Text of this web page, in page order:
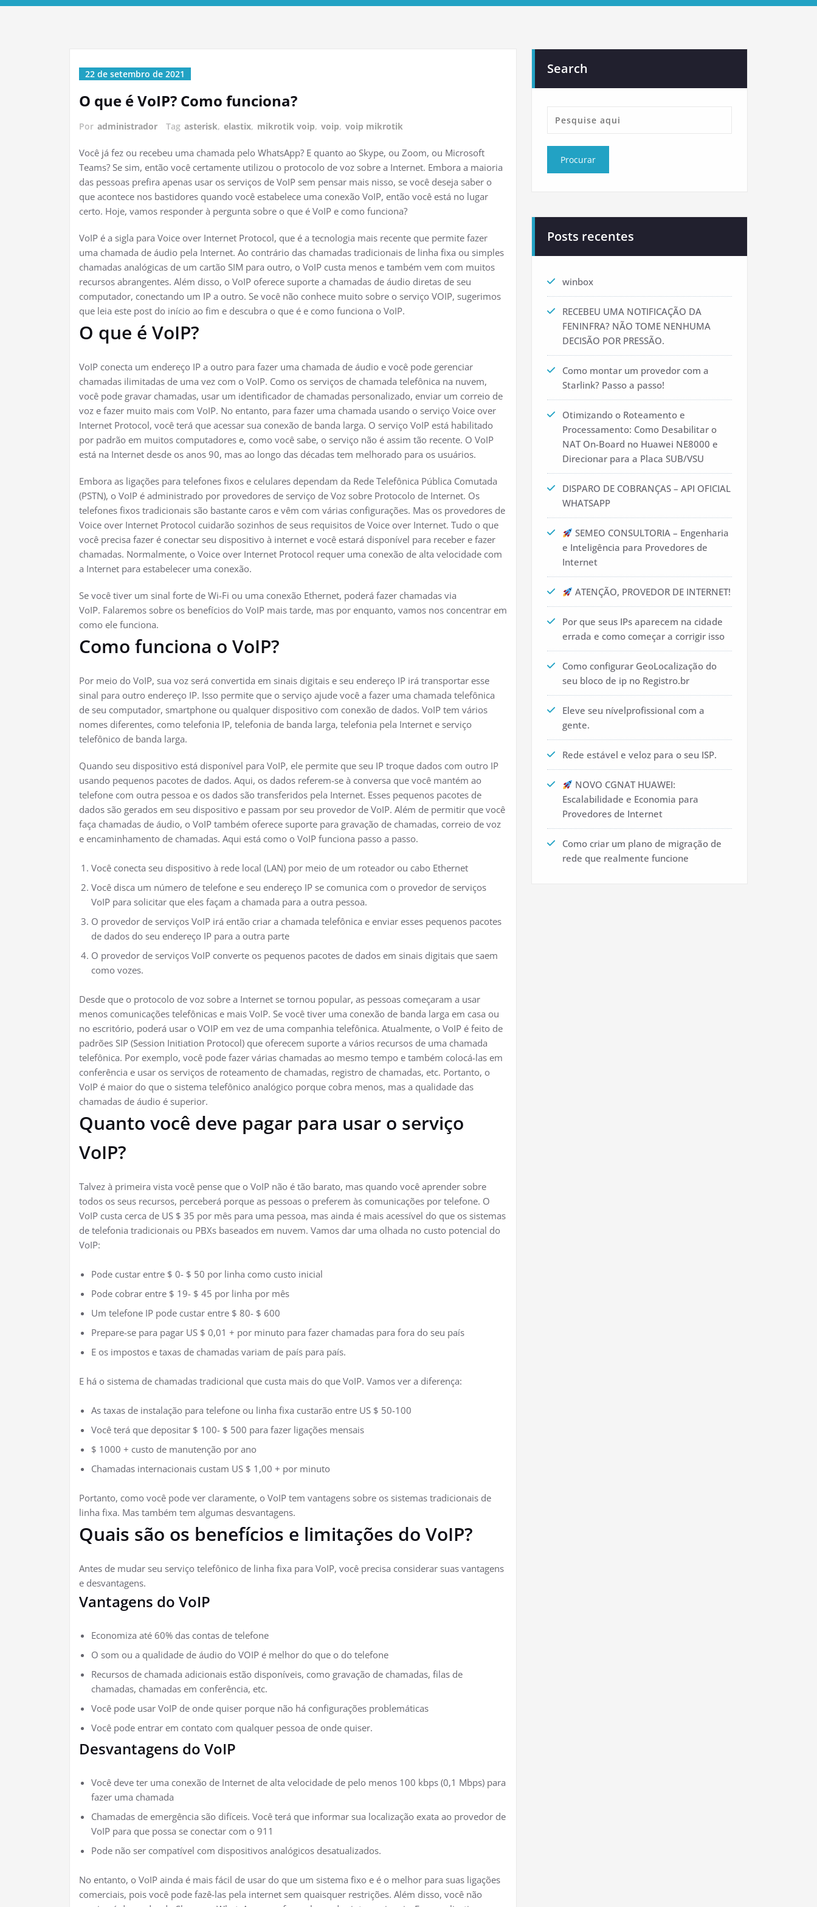
22 de setembro de 2021
O que é VoIP? Como funciona?
Por administrador Tag asterisk, elastix, mikrotik voip, voip, voip mikrotik
Você já fez ou recebeu uma chamada pelo WhatsApp? E quanto ao Skype, ou Zoom, ou Microsoft
Teams? Se sim, então você certamente utilizou o protocolo de voz sobre a Internet. Embora a maioria
das pessoas prefira apenas usar os serviços de VoIP sem pensar mais nisso, se você deseja saber o
que acontece nos bastidores quando você estabelece uma conexão VoIP, então você está no lugar
certo. Hoje, vamos responder à pergunta sobre o que é VoIP e como funciona?
VoIP é a sigla para Voice over Internet Protocol, que é a tecnologia mais recente que permite fazer
uma chamada de áudio pela Internet. Ao contrário das chamadas tradicionais de linha fixa ou simples
chamadas analógicas de um cartão SIM para outro, o VoIP custa menos e também vem com muitos
recursos abrangentes. Além disso, o VoIP oferece suporte a chamadas de áudio diretas de seu
computador, conectando um IP a outro. Se você não conhece muito sobre o serviço VOIP, sugerimos
que leia este post do início ao fim e descubra o que é e como funciona o VoIP.
O que é VoIP?
VoIP conecta um endereço IP a outro para fazer uma chamada de áudio e você pode gerenciar
chamadas ilimitadas de uma vez com o VoIP. Como os serviços de chamada telefônica na nuvem,
você pode gravar chamadas, usar um identificador de chamadas personalizado, enviar um correio de
voz e fazer muito mais com VoIP. No entanto, para fazer uma chamada usando o serviço Voice over
Internet Protocol, você terá que acessar sua conexão de banda larga. O serviço VoIP está habilitado
por padrão em muitos computadores e, como você sabe, o serviço não é assim tão recente. O VoIP
está na Internet desde os anos 90, mas ao longo das décadas tem melhorado para os usuários.
Embora as ligações para telefones fixos e celulares dependam da Rede Telefônica Pública Comutada
(PSTN), o VoIP é administrado por provedores de serviço de Voz sobre Protocolo de Internet. Os
telefones fixos tradicionais são bastante caros e vêm com várias configurações. Mas os provedores de
Voice over Internet Protocol cuidarão sozinhos de seus requisitos de Voice over Internet. Tudo o que
você precisa fazer é conectar seu dispositivo à internet e você estará disponível para receber e fazer
chamadas. Normalmente, o Voice over Internet Protocol requer uma conexão de alta velocidade com
a Internet para estabelecer uma conexão.
Se você tiver um sinal forte de Wi-Fi ou uma conexão Ethernet, poderá fazer chamadas via
VoIP. Falaremos sobre os benefícios do VoIP mais tarde, mas por enquanto, vamos nos concentrar em
como ele funciona.
Como funciona o VoIP?
Por meio do VoIP, sua voz será convertida em sinais digitais e seu endereço IP irá transportar esse
sinal para outro endereço IP. Isso permite que o serviço ajude você a fazer uma chamada telefônica
de seu computador, smartphone ou qualquer dispositivo com conexão de dados. VoIP tem vários
nomes diferentes, como telefonia IP, telefonia de banda larga, telefonia pela Internet e serviço
telefônico de banda larga.
Quando seu dispositivo está disponível para VoIP, ele permite que seu IP troque dados com outro IP
usando pequenos pacotes de dados. Aqui, os dados referem-se à conversa que você mantém ao
telefone com outra pessoa e os dados são transferidos pela Internet. Esses pequenos pacotes de
dados são gerados em seu dispositivo e passam por seu provedor de VoIP. Além de permitir que você
faça chamadas de áudio, o VoIP também oferece suporte para gravação de chamadas, correio de voz
e encaminhamento de chamadas. Aqui está como o VoIP funciona passo a passo.
Você conecta seu dispositivo à rede local (LAN) por meio de um roteador ou cabo Ethernet
Você disca um número de telefone e seu endereço IP se comunica com o provedor de serviços
VoIP para solicitar que eles façam a chamada para a outra pessoa.
O provedor de serviços VoIP irá então criar a chamada telefônica e enviar esses pequenos pacotes
de dados do seu endereço IP para a outra parte
O provedor de serviços VoIP converte os pequenos pacotes de dados em sinais digitais que saem
como vozes.
Desde que o protocolo de voz sobre a Internet se tornou popular, as pessoas começaram a usar
menos comunicações telefônicas e mais VoIP. Se você tiver uma conexão de banda larga em casa ou
no escritório, poderá usar o VOIP em vez de uma companhia telefônica. Atualmente, o VoIP é feito de
padrões SIP (Session Initiation Protocol) que oferecem suporte a vários recursos de uma chamada
telefônica. Por exemplo, você pode fazer várias chamadas ao mesmo tempo e também colocá-las em
conferência e usar os serviços de roteamento de chamadas, registro de chamadas, etc. Portanto, o
VoIP é maior do que o sistema telefônico analógico porque cobra menos, mas a qualidade das
chamadas de áudio é superior.
Quanto você deve pagar para usar o serviço
VoIP?
Talvez à primeira vista você pense que o VoIP não é tão barato, mas quando você aprender sobre
todos os seus recursos, perceberá porque as pessoas o preferem às comunicações por telefone. O
VoIP custa cerca de US $ 35 por mês para uma pessoa, mas ainda é mais acessível do que os sistemas
de telefonia tradicionais ou PBXs baseados em nuvem. Vamos dar uma olhada no custo potencial do
VoIP:
Pode custar entre $ 0- $ 50 por linha como custo inicial
Pode cobrar entre $ 19- $ 45 por linha por mês
Um telefone IP pode custar entre $ 80- $ 600
Prepare-se para pagar US $ 0,01 + por minuto para fazer chamadas para fora do seu país
E os impostos e taxas de chamadas variam de país para país.
E há o sistema de chamadas tradicional que custa mais do que VoIP. Vamos ver a diferença:
As taxas de instalação para telefone ou linha fixa custarão entre US $ 50-100
Você terá que depositar $ 100- $ 500 para fazer ligações mensais
$ 1000 + custo de manutenção por ano
Chamadas internacionais custam US $ 1,00 + por minuto
Portanto, como você pode ver claramente, o VoIP tem vantagens sobre os sistemas tradicionais de
linha fixa. Mas também tem algumas desvantagens.
Quais são os benefícios e limitações do VoIP?
Antes de mudar seu serviço telefônico de linha fixa para VoIP, você precisa considerar suas vantagens
e desvantagens.
Vantagens do VoIP
Economiza até 60% das contas de telefone
O som ou a qualidade de áudio do VOIP é melhor do que o do telefone
Recursos de chamada adicionais estão disponíveis, como gravação de chamadas, filas de
chamadas, chamadas em conferência, etc.
Você pode usar VoIP de onde quiser porque não há configurações problemáticas
Você pode entrar em contato com qualquer pessoa de onde quiser.
Desvantagens do VoIP
Você deve ter uma conexão de Internet de alta velocidade de pelo menos 100 kbps (0,1 Mbps) para
fazer uma chamada
Chamadas de emergência são difíceis. Você terá que informar sua localização exata ao provedor de
VoIP para que possa se conectar com o 911
Pode não ser compatível com dispositivos analógicos desatualizados.
No entanto, o VoIP ainda é mais fácil de usar do que um sistema fixo e é o melhor para suas ligações
comerciais, pois você pode fazê-las pela internet sem quaisquer restrições. Além disso, você não
Search
Posts recentes
winbox
RECEBEU UMA NOTIFICAÇÃO DA
FENINFRA? NÃO TOME NENHUMA
DECISÃO POR PRESSÃO.
Como montar um provedor com a
Starlink? Passo a passo!
Otimizando o Roteamento e
Processamento: Como Desabilitar o
NAT On-Board no Huawei NE8000 e
Direcionar para a Placa SUB/VSU
DISPARO DE COBRANÇAS – API OFICIAL
WHATSAPP
SEMEO CONSULTORIA – Engenharia
e Inteligência para Provedores de
Internet
ATENÇÃO, PROVEDOR DE INTERNET!
Por que seus IPs aparecem na cidade
errada e como começar a corrigir isso
Como configurar GeoLocalização do
seu bloco de ip no Registro.br
Eleve seu nívelprofissional com a
gente.
Rede estável e veloz para o seu ISP.
NOVO CGNAT HUAWEI:
Escalabilidade e Economia para
Provedores de Internet
Como criar um plano de migração de
rede que realmente funcione